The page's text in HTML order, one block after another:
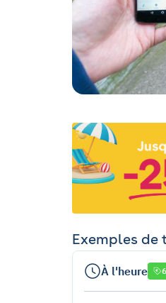
Exemples de
À l'heure